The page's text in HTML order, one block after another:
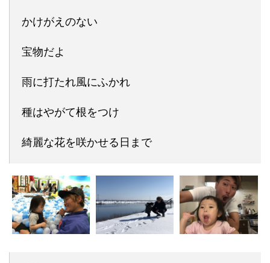
かけがえのない
宝物だよ
雨に打たれ風にふかれ
種はやがて根をつけ
綺麗な花を咲かせる日まで